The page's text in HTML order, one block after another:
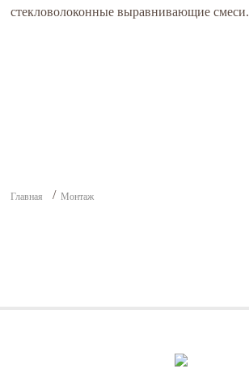
стекловолоконные выравнивающие смеси.
Главная Монтаж